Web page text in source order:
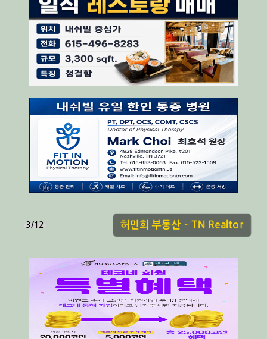
3/12 허민희 부동산 - TN Realtor